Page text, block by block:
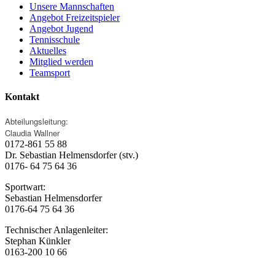
Unsere Mannschaften
Angebot Freizeitspieler
Angebot Jugend
Tennisschule
Aktuelles
Mitglied werden
Teamsport
Kontakt
Abteilungsleitung:
Claudia Wallner
0172-861 55 88
Dr. Sebastian Helmensdorfer (stv.)
0176- 64 75 64 36
Sportwart:
Sebastian Helmensdorfer
0176-64 75 64 36
Technischer Anlagenleiter:
Stephan Künkler
0163-200 10 66